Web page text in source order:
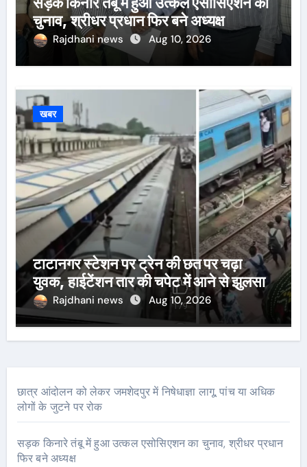
चुनाव, श्रीधर प्रधान फिर बने अध्यक्ष
Rajdhani news Aug 10, 2026
खबर
टाटानगर स्टेशन पर ट्रेन की छत पर चढ़ा
युवक, हाईटेंशन तार की चपेट में आने से झुलसा
Rajdhani news Aug 10, 2026
छात्र आंदोलन को लेकर जमशेदपुर में निषेधाज्ञा लागू, पांच या अधिक
लोगों के जुटने पर रोक
सड़क किनारे तंबू में हुआ उत्कल एसोसिएशन का चुनाव, श्रीधर प्रधान
फिर बने अध्यक्ष